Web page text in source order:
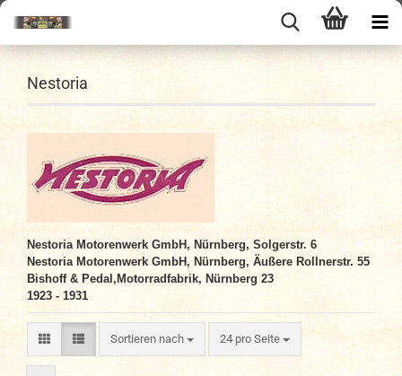
Nestoria
Nestoria Motorenwerk GmbH, Nürnberg, Solgerstr. 6
Nestoria Motorenwerk GmbH, Nürnberg, Äußere Rollnerstr. 55
Bishoff & Pedal,Motorradfabrik, Nürnberg 23
1923 - 1931
Sortieren nach
Sortieren nach 24 pro Seite
pro Seite